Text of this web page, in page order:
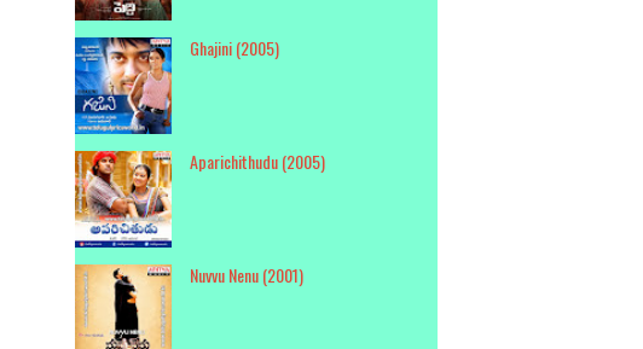
Ghajini (2005)
Aparichithudu (2005)
Nuvvu Nenu (2001)